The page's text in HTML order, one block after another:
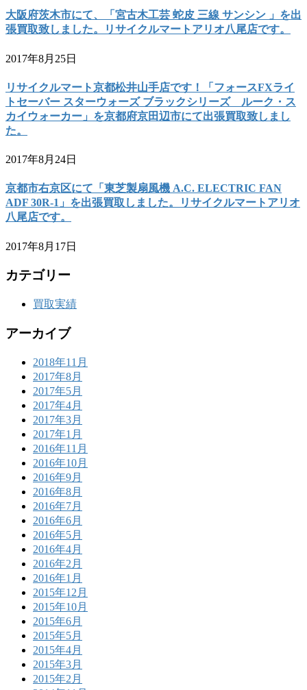
大阪府茨木市にて、「宮古木工芸 蛇皮 三線 サンシン 」を出
張買取致しました。リサイクルマートアリオ八尾店です。
2017年8月25日
リサイクルマート京都松井山手店です！「フォースFXライ
トセーバー スターウォーズ ブラックシリーズ ルーク・ス
カイウォーカー」を京都府京田辺市にて出張買取致しまし
た。
2017年8月24日
京都市右京区にて「東芝製扇風機 A.C. ELECTRIC FAN
ADF 30R-1」を出張買取しました。リサイクルマートアリオ
八尾店です。
2017年8月17日
カテゴリー
買取実績
アーカイブ
2018年11月
2017年8月
2017年5月
2017年4月
2017年3月
2017年1月
2016年11月
2016年10月
2016年9月
2016年8月
2016年7月
2016年6月
2016年5月
2016年4月
2016年2月
2016年1月
2015年12月
2015年10月
2015年6月
2015年5月
2015年4月
2015年3月
2015年2月